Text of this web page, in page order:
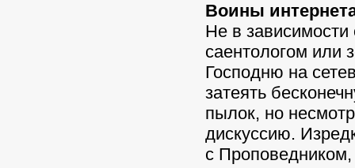
Воины
Не в зависимости
саентологом или
Господню на
затеять
пылок, но
дискуссию.
с Проповедником,